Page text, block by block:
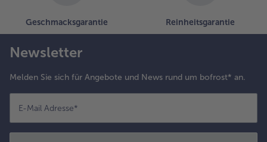
Geschmacksgarantie Reinheitsgarantie
Newsletter
Melden Sie sich für Angebote und News rund um bofrost* an.
E-Mail Adresse*